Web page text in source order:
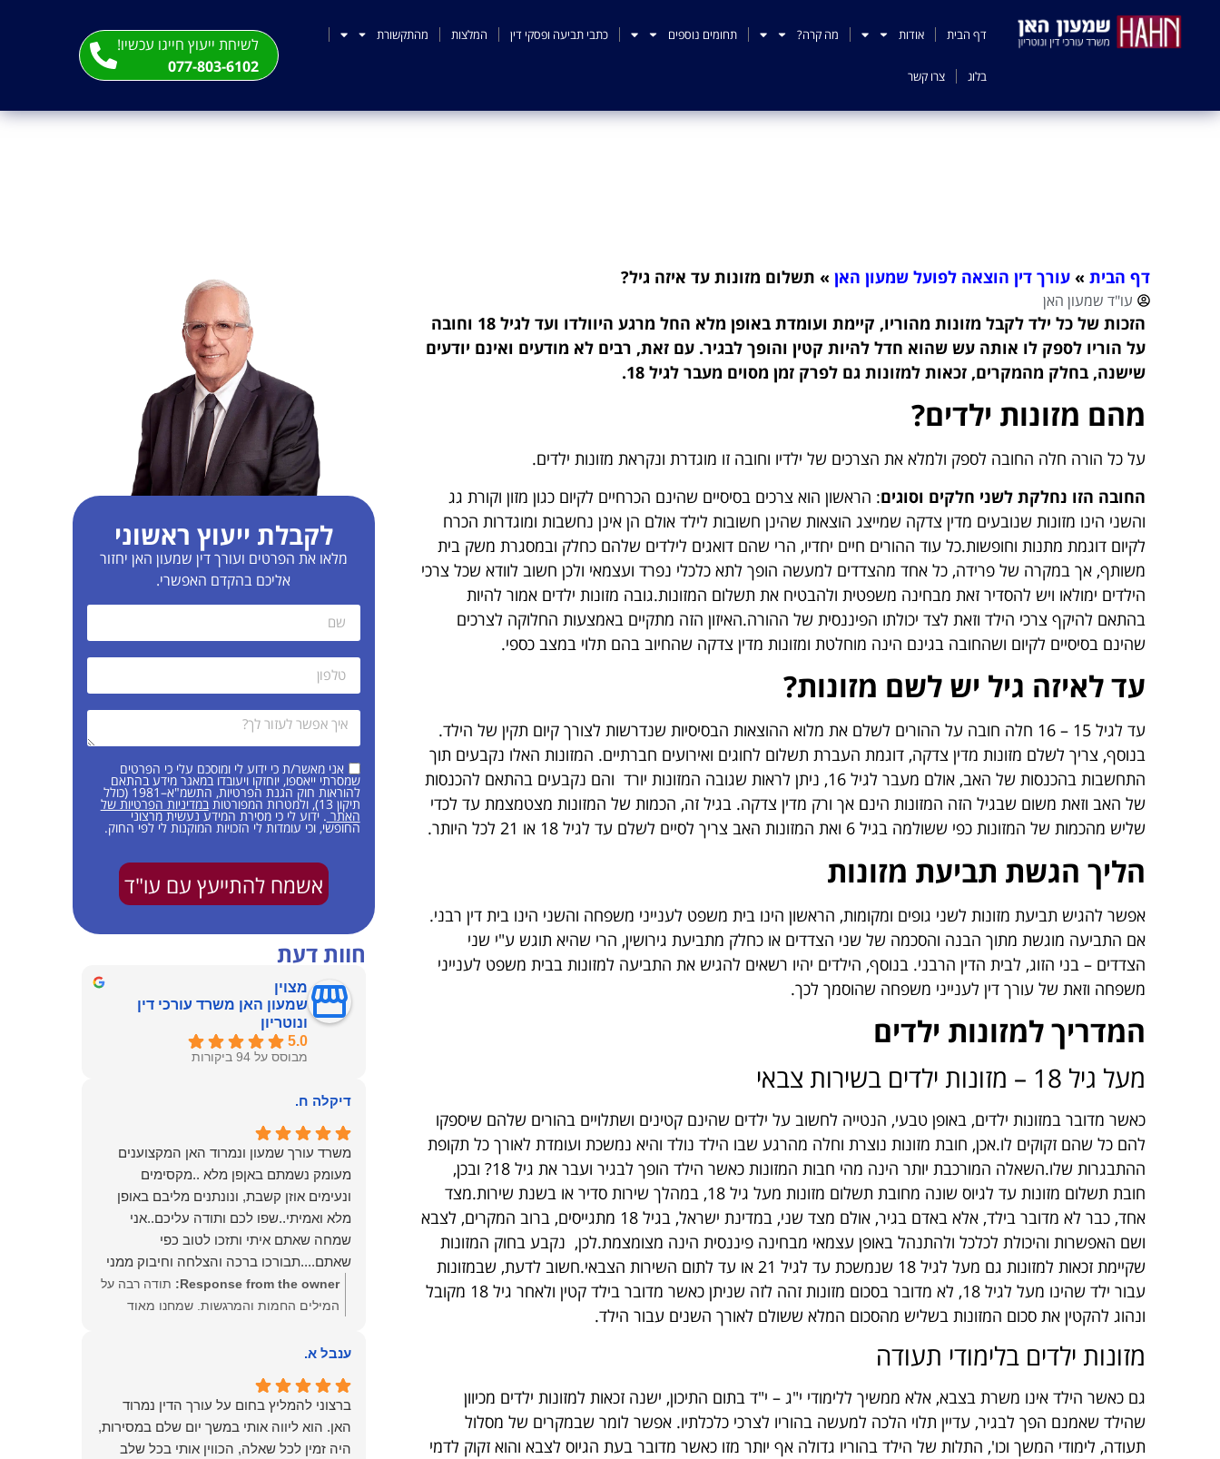
דף הבית אודות מה קרה? תחומים נוספים כתבי תביעה ופסקי דין המלצות מהתקשורת
בלוג צרו קשר
לשיחת ייעוץ חייגו עכשיו!
077-803-6102
דף הבית »עורך דין הוצאה לפועל שמעון האן » תשלום מזונות עד איזה גיל?
עו"ד שמעון האן
הזכות של כל ילד לקבל מזונות מהוריו, קיימת ועומדת באופן מלא החל מרגע היוולדו ועד לגיל 18 וחובה
על הוריו לספק לו אותה עש שהוא חדל להיות קטין והופך לבגיר. עם זאת, רבים לא מודעים ואינם יודעים
שישנה, בחלק מהמקרים, זכאות למזונות גם לפרק זמן מסוים מעבר לגיל 18.
מהם מזונות ילדים?
על כל הורה חלה החובה לספק ולמלא את הצרכים של ילדיו וחובה זו מוגדרת ונקראת מזונות ילדים.
החובה הזו נחלקת לשני חלקים וסוגים: הראשון הוא צרכים בסיסיים שהינם הכרחיים לקיום כגון מזון וקורת גג
והשני הינו מזונות שנובעים מדין צדקה שמייצג הוצאות שהינן חשובות לילד אולם הן אינן נחשבות ומוגדרות הכרח
לקיום דוגמת מתנות וחופשות.כל עוד ההורים חיים יחדיו, הרי שהם דואגים לילדים שלהם כחלק ובמסגרת משק בית
משותף, אך במקרה של פרידה, כל אחד מהצדדים למעשה הופך לתא כלכלי נפרד ועצמאי ולכן חשוב לוודא שכל צרכי
הילדים ימולאו ויש להסדיר זאת מבחינה משפטית ולהבטיח את תשלום המזונות.גובה מזונות ילדים אמור להיות
בהתאם להיקף צרכי הילד וזאת לצד יכולתו הפיננסית של ההורה.האיזון הזה מתקיים באמצעות החלוקה לצרכים
שהינם בסיסיים לקיום ושהחובה בגינם הינה מוחלטת ומזונות מדין צדקה שהחיוב בהם תלוי במצב כספי.
עד לאיזה גיל יש לשם מזונות?
עד לגיל 15 – 16 חלה חובה על ההורים לשלם את מלוא ההוצאות הבסיסיות שנדרשות לצורך קיום תקין של הילד.
בנוסף, צריך לשלם מזונות מדין צדקה, דוגמת העברת תשלום לחוגים ואירועים חברתיים. המזונות האלו נקבעים תוך
התחשבות בהכנסות של האב, אולם מעבר לגיל 16, ניתן לראות שגובה המזונות יורד והם נקבעים בהתאם להכנסות
של האב וזאת משום שבגיל הזה המזונות הינם אך ורק מדין צדקה. בגיל זה, הכמות של המזונות מצטמצמת עד לכדי
שליש מהכמות של המזונות כפי ששולמה בגיל 6 ואת המזונות האב צריך לסיים לשלם עד לגיל 18 או 21 לכל היותר.
הליך הגשת תביעת מזונות
אפשר להגיש תביעת מזונות לשני גופים ומקומות, הראשון הינו בית משפט לענייני משפחה והשני הינו בית דין רבני.
אם התביעה מוגשת מתוך הבנה והסכמה של שני הצדדים או כחלק מתביעת גירושין, הרי שהיא תוגש ע"י שני
הצדדים – בני הזוג, לבית הדין הרבני. בנוסף, הילדים יהיו רשאים להגיש את התביעה למזונות בבית משפט לענייני
משפחה וזאת של עורך דין לענייני משפחה שהוסמך לכך.
המדריך למזונות ילדים
מעל גיל 18 – מזונות ילדים בשירות צבאי
כאשר מדובר במזונות ילדים, באופן טבעי, הנטייה לחשוב על ילדים שהינם קטינים ושתלויים בהורים שלהם שיספקו
להם כל שהם זקוקים לו.אכן, חובת מזונות נוצרת וחלה מהרגע שבו הילד נולד והיא נמשכת ועומדת לאורך כל תקופת
ההתבגרות שלו.השאלה המורכבת יותר הינה מהי חבות המזונות כאשר הילד הופך לבגיר ועבר את גיל 18? ובכן,
חובת תשלום מזונות עד לגיוס שונה מחובת תשלום מזונות מעל גיל 18, במהלך שירות סדיר או בשנת שירות.מצד
אחד, כבר לא מדובר בילד, אלא באדם בגיר, אולם מצד שני, במדינת ישראל, בגיל 18 מתגייסים, ברוב המקרים, לצבא
ושם האפשרות והיכולת לכלכל ולהתנהל באופן עצמאי מבחינה פיננסית הינה מצומצמת.לכן, נקבע בחוק המזונות
שקיימת זכאות למזונות גם מעל לגיל 18 שנמשכת עד לגיל 21 או עד לתום השירות הצבאי.חשוב לדעת, שבמזונות
עבור ילד שהינו מעל לגיל 18, לא מדובר בסכום מזונות זהה לזה שניתן כאשר מדובר בילד קטין ולאחר גיל 18 מקובל
ונהוג להקטין את סכום המזונות בשליש מהסכום המלא ששולם לאורך השנים עבור הילד.
מזונות ילדים בלימודי תעודה
גם כאשר הילד אינו משרת בצבא, אלא ממשיך ללימודי י"ג – י"ד בתום התיכון, ישנה זכאות למזונות ילדים מכיוון
שהילד שאמנם הפך לבגיר, עדיין תלוי הלכה למעשה בהוריו לצרכי כלכלתיו. אפשר לומר שבמקרים של מסלול
תעודה, לימודי המשך וכו', התלות של הילד בהוריו גדולה אף יותר מזו כאשר מדובר בעת הגיוס לצבא והוא זקוק לדמי
לקבלת ייעוץ ראשוני
מלאו את הפרטים ועורך דין שמעון האן יחזור
אליכם בהקדם האפשרי.
אני מאשר/ת כי ידוע לי ומוסכם עלי כי הפרטים
שמסרתי ייאספו, יוחזקו ויעובדו במאגר מידע בהתאם
להוראות חוק הגנת הפרטיות, התשמ"א–1981 (כולל
תיקון 13), ולמטרות המפורטות במדיניות הפרטיות של
האתר . ידוע לי כי מסירת המידע נעשית מרצוני
החופשי, וכי עומדות לי הזכויות המוקנות לי לפי החוק.
אשמח להתייעץ עם עו"ד
חוות דעת
מצוין
שמעון האן משרד עורכי דין
ונוטריון
5.0
מבוסס על 94 ביקורות
דיקלה ח.
משרד עורך שמעון ונמרוד האן המקצוענים
מעומק נשמתם באןפן מלא ..מקסימים
ונעימים אוזן קשבת, ונונתנים מליבם באופן
מלא ואמיתי..שפו לכם ותודה עליכם..אני
שמחה שאתם איתי ותזכו לטוב כפי
שאתם....תבורכו ברכה והצלחה וחיבוק ממני
🙂😘💓
Response from the owner:
תודה רבה על
המילים החמות והמרגשות. שמחנו מאוד
שנתת בנו ונמשיך לעמוד לצידך וללוות אותך
הצלחה, ברכה ובשורות טובות. שמעון האן
משרד עורכי דין ונוטריון
ענבל א.
ברצוני להמליץ בחום על עורך הדין נמרוד
האן. הוא ליווה אותי במשך יום שלם במסירות,
היה זמין לכל שאלה, הכווין אותי בכל שלב